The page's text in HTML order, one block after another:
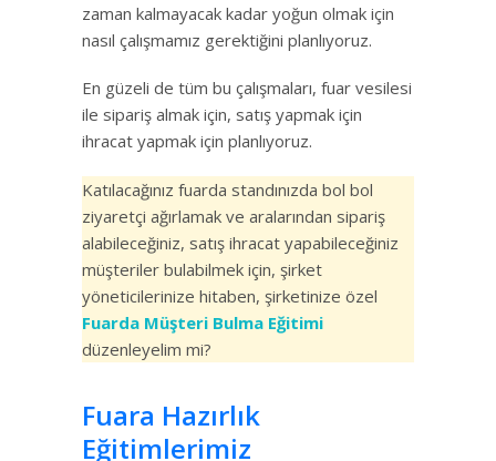
zaman kalmayacak kadar yoğun olmak için
nasıl çalışmamız gerektiğini planlıyoruz.
En güzeli de tüm bu çalışmaları, fuar vesilesi
ile sipariş almak için, satış yapmak için
ihracat yapmak için planlıyoruz.
Katılacağınız fuarda standınızda bol bol
ziyaretçi ağırlamak ve aralarından sipariş
alabileceğiniz, satış ihracat yapabileceğiniz
müşteriler bulabilmek için, şirket
yöneticilerinize hitaben, şirketinize özel
Fuarda Müşteri Bulma Eğitimi
düzenleyelim mi?
Fuara Hazırlık
Eğitimlerimiz